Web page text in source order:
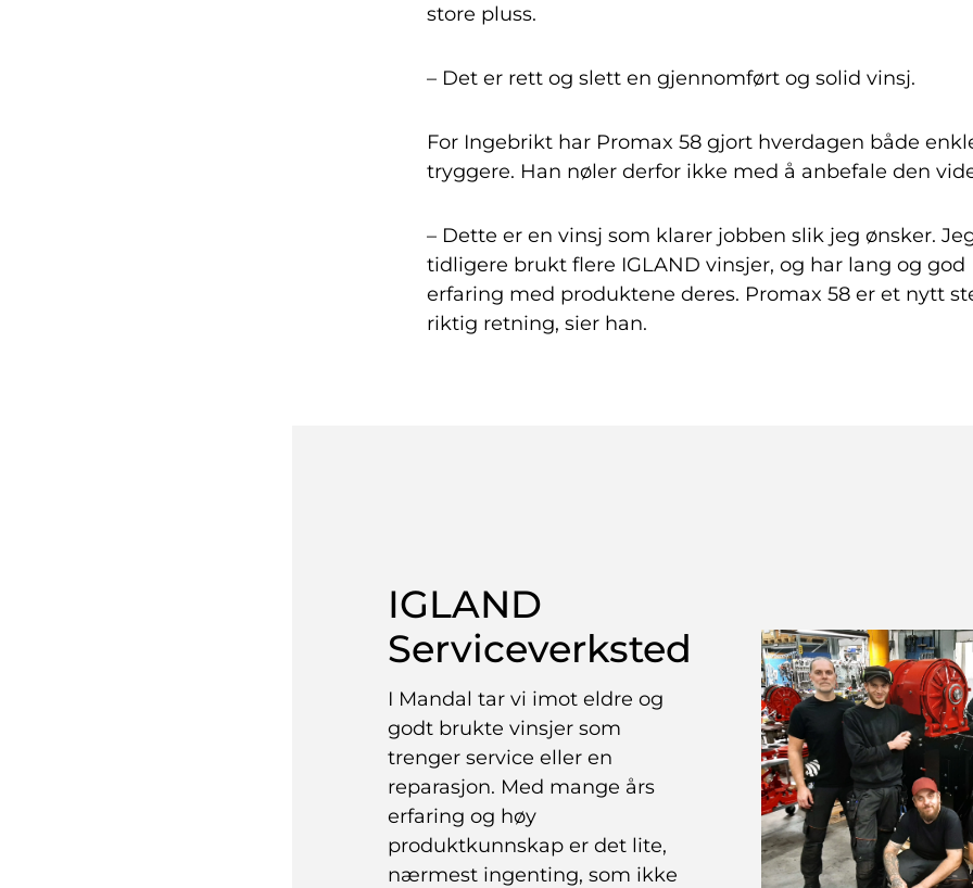
store pluss.
– Det er rett og slett en gjennomført og solid vinsj.
For Ingebrikt har Promax 58 gjort hverdagen både
tryggere. Han nøler derfor ikke med å anbefale den
– Dette er en vinsj som klarer jobben slik jeg ønsker.
tidligere brukt flere IGLAND vinsjer, og har lang og god
erfaring med produktene deres. Promax 58 er et nytt
riktig retning, sier han.
IGLAND
Serviceverksted
I Mandal tar vi imot eldre og
godt brukte vinsjer som
trenger service eller en
reparasjon. Med mange års
erfaring og høy
produktkunnskap er det lite,
nærmest ingenting, som ikke